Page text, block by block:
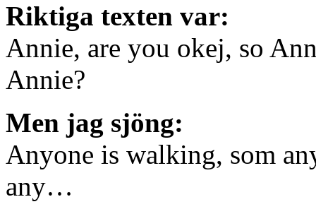
Riktiga texten var:
Annie, are you okej, so
Annie?
Men jag sjöng:
Anyone is walking, som
any…